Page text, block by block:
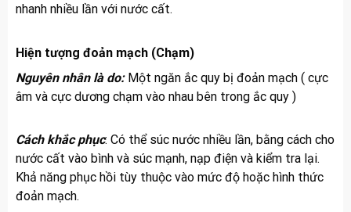
nhanh nhiều lần với nước cất.
Hiện tượng đoản mạch (Chạm)
Nguyên nhân là do: Một ngăn ắc quy bị đoản mạch ( cực
âm và cực dương chạm vào nhau bên trong ắc quy )
Cách khắc phục: Có thể súc nước nhiều lần, bằng cách cho
nước cất vào bình và súc mạnh, nạp điện và kiểm tra lại.
Khả năng phục hồi tùy thuộc vào mức độ hoặc hình thức
đoản mạch.